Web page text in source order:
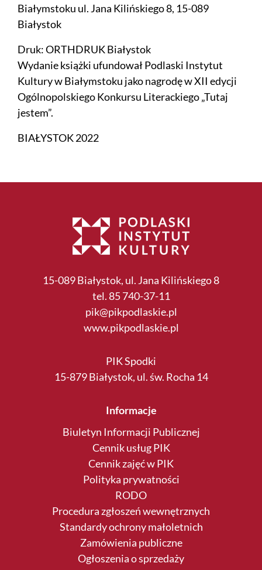
Białymstoku ul. Jana Kilińskiego 8, 15-089
Białystok
Druk: ORTHDRUK Białystok
Wydanie książki ufundował Podlaski Instytut
Kultury w Białymstoku jako nagrodę w XII edycji
Ogólnopolskiego Konkursu Literackiego „Tutaj
jestem”.
BIAŁYSTOK 2022
15-089 Białystok, ul. Jana Kilińskiego 8
tel. 85 740-37-11
pik@pikpodlaskie.pl
www.pikpodlaskie.pl
PIK Spodki
15-879 Białystok, ul. św. Rocha 14
Informacje
Biuletyn Informacji Publicznej
Cennik usług PIK
Cennik zajęć w PIK
Polityka prywatności
RODO
Procedura zgłoszeń wewnętrznych
Standardy ochrony małoletnich
Zamówienia publiczne
Ogłoszenia o sprzedaży